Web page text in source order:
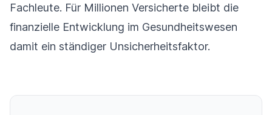
Fachleute. Für Millionen Versicherte bleibt die
finanzielle Entwicklung im Gesundheitswesen
damit ein ständiger Unsicherheitsfaktor.